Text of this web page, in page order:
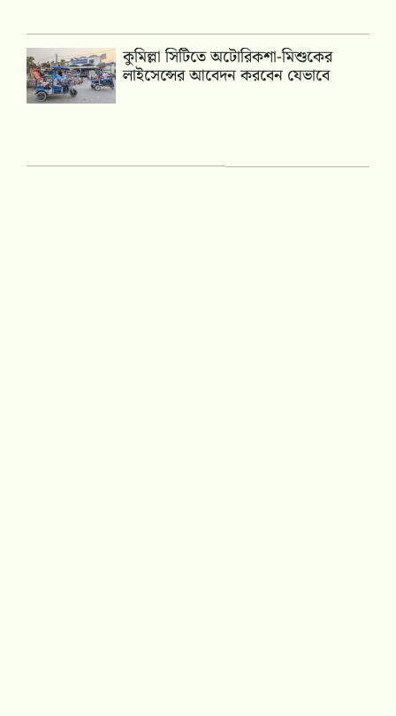
কুমিল্লা সিটিতে অটোরিকশা-মিশুকের
লাইসেন্সের আবেদন করবেন যেভাবে